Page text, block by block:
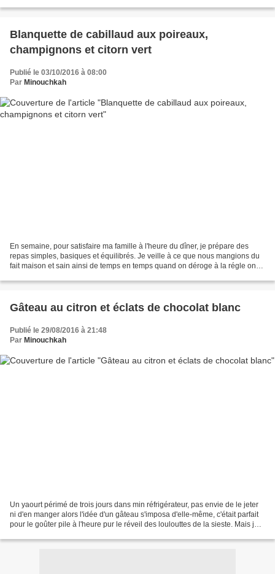
Blanquette de cabillaud aux poireaux,
champignons et citorn vert
Publié le 03/10/2016 à 08:00
Par Minouchkah
En semaine, pour satisfaire ma famille à l'heure du dîner, je prépare des
repas simples, basiques et équilibrés. Je veille à ce que nous mangions du
fait maison et sain ainsi de temps en temps quand on déroge à la régle on
Gâteau au citron et éclats de chocolat blanc
Publié le 29/08/2016 à 21:48
Par Minouchkah
Un yaourt périmé de trois jours dans min réfrigérateur, pas envie de le jeter
ni d'en manger alors l'idée d'un gâteau s'imposa d'elle-même, c'était parfait
pour le goûter pile à l'heure pur le réveil des loulouttes de la sieste. Mais je